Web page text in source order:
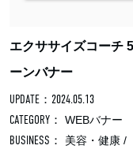
エクササイズコ
イセルフ プロテ
UPDATE：2024.05.10
CATEGORY： チラシ
BUSINESS： 美容・